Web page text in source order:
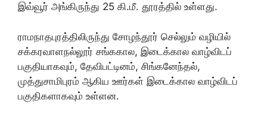
இவ்வூர் அங்கிருந்து 25 கி.மீ. தூரத்தில் உள்ளது.
ராமநாதபுரத்திலிருந்து சோழந்தூர் செல்லும் வழியில்
சக்கரவாளநல்லூர் சங்ககால, இடைக்கால வாழ்விடப்
பகுதியாகவும், தேவிபட்டினம், சிங்கனேந்தல்,
முத்துசாமிபுரம் ஆகிய ஊர்கள் இடைக்கால வாழ்விடப்
பகுதிகளாகவும் உள்ளன.